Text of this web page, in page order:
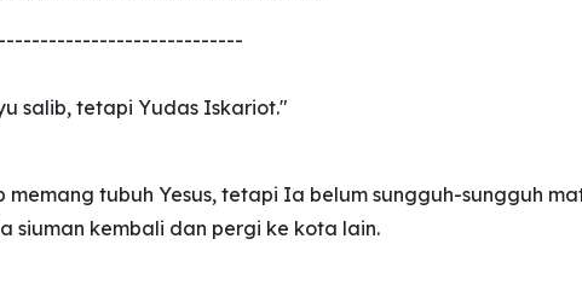
salib, tetapi Yudas Iskariot."
tubuh Yesus, tetapi Ia belum sungguh-sungguh
siuman kembali dan pergi ke kota lain.